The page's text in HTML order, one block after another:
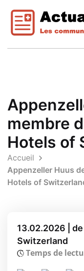
membre
Hotels of
Accueil
Appenzeller Huus
Hotels of
13.02.2026 |
Switzerland
Temps de